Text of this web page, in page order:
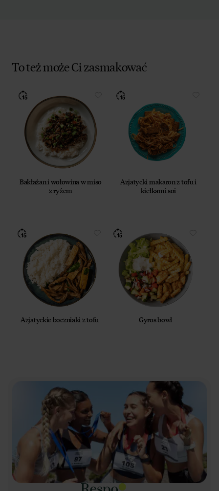
To też może Ci zasmakować
Bakłażan i wołowina w miso
z ryżem
Azjatycki makaron z tofu i
kiełkami soi
Azjatyckie boczniaki z tofu Gyros bowl